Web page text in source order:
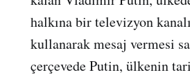
halkına bir televizyon
kullanarak mesaj vermesi
çerçevede Putin, ülkenin